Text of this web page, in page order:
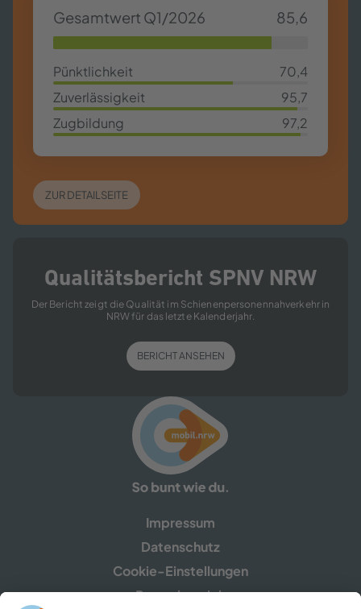
Gesamtwert Q1/2026
85,6
85,63%
Pünktlichkeit 70,4
70,4%
Zuverlässigkeit
95,7
95,7%
Zugbildung
97,2
97,2%
ZUR DETAILSEITE
Qualitätsbericht SPNV NRW
Der Bericht zeigt die Qualität im Schienenpersonennahverkehr in
NRW für das letzte Kalenderjahr.
BERICHT ANSEHEN
Impressum
Datenschutz
Cookie-Einstellungen
Pressebereich